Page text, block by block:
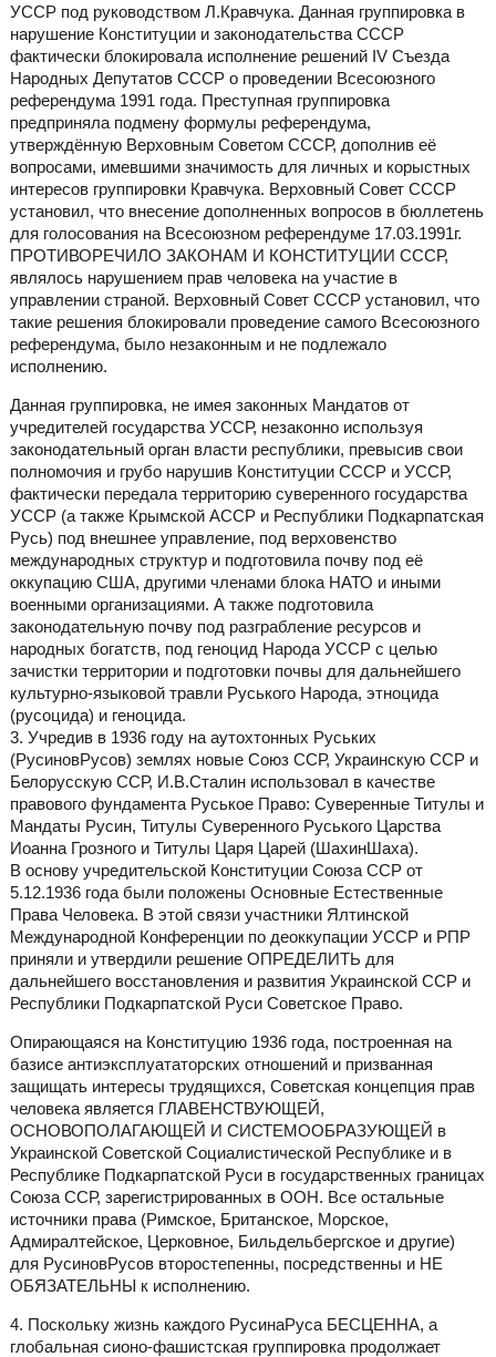
УССР под руководством Л.Кравчука. Данная группировка в
нарушение Конституции и законодательства СССР
фактически блокировала исполнение решений IV Съезда
Народных Депутатов СССР о проведении Всесоюзного
референдума 1991 года. Преступная группировка
предприняла подмену формулы референдума,
утверждённую Верховным Советом СССР, дополнив её
вопросами, имевшими значимость для личных и корыстных
интересов группировки Кравчука. Верховный Совет СССР
установил, что внесение дополненных вопросов в бюллетень
для голосования на Всесоюзном референдуме 17.03.1991г.
ПРОТИВОРЕЧИЛО ЗАКОНАМ И КОНСТИТУЦИИ СССР,
являлось нарушением прав человека на участие в
управлении страной. Верховный Совет СССР установил, что
такие решения блокировали проведение самого Всесоюзного
референдума, было незаконным и не подлежало
исполнению.
Данная группировка, не имея законных Мандатов от
учредителей государства УССР, незаконно используя
законодательный орган власти республики, превысив свои
полномочия и грубо нарушив Конституции СССР и УССР,
фактически передала территорию суверенного государства
УССР (а также Крымской АССР и Республики Подкарпатская
Русь) под внешнее управление, под верховенство
международных структур и подготовила почву под её
оккупацию США, другими членами блока НАТО и иными
военными организациями. А также подготовила
законодательную почву под разграбление ресурсов и
народных богатств, под геноцид Народа УССР с целью
зачистки территории и подготовки почвы для дальнейшего
культурно-языковой травли Руського Народа, этноцида
(русоцида) и геноцида.
3. Учредив в 1936 году на аутохтонных Руських
(РусиновРусов) землях новые Союз ССР, Украинскую ССР и
Белорусскую ССР, И.В.Сталин использовал в качестве
правового фундамента Руськое Право: Суверенные Титулы и
Мандаты Русин, Титулы Суверенного Руського Царства
Иоанна Грозного и Титулы Царя Царей (ШахинШаха).
В основу учредительской Конституции Союза ССР от
5.12.1936 года были положены Основные Естественные
Права Человека. В этой связи участники Ялтинской
Международной Конференции по деоккупации УССР и РПР
приняли и утвердили решение ОПРЕДЕЛИТЬ для
дальнейшего восстановления и развития Украинской ССР и
Республики Подкарпатской Руси Советское Право.
Опирающаяся на Конституцию 1936 года, построенная на
базисе антиэксплуататорских отношений и призванная
защищать интересы трудящихся, Советская концепция прав
человека является ГЛАВЕНСТВУЮЩЕЙ,
ОСНОВОПОЛАГАЮЩЕЙ И СИСТЕМООБРАЗУЮЩЕЙ в
Украинской Советской Социалистической Республике и в
Республике Подкарпатской Руси в государственных границах
Союза ССР, зарегистрированных в ООН. Все остальные
источники права (Римское, Британское, Морское,
Адмиралтейское, Церковное, Бильдельбергское и другие)
для РусиновРусов второстепенны, посредственны и НЕ
ОБЯЗАТЕЛЬНЫ к исполнению.
4. Поскольку жизнь каждого РусинаРуса БЕСЦЕННА, а
глобальная сионо-фашистская группировка продолжает